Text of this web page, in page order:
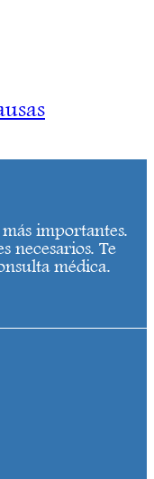
importantes.
necesarios. Te
médica.